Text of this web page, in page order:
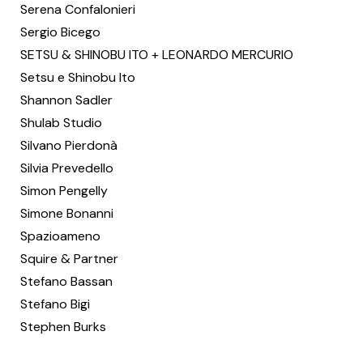
Serena Confalonieri
Sergio Bicego
SETSU & SHINOBU ITO + LEONARDO MERCURIO
Setsu e Shinobu Ito
Shannon Sadler
Shulab Studio
Silvano Pierdonà
Silvia Prevedello
Simon Pengelly
Simone Bonanni
Spazioameno
Squire & Partner
Stefano Bassan
Stefano Bigi
Stephen Burks